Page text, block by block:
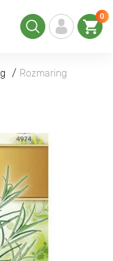
0
Rozmaring